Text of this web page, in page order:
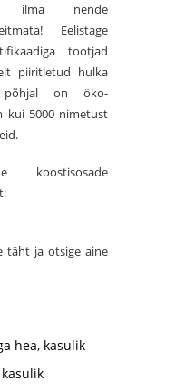
ilma nende
Eelistage
tootjad
piiritletud hulka
põhjal on öko-
kui 5000 nimetust
koostisosade
täht ja otsige aine
hea, kasulik